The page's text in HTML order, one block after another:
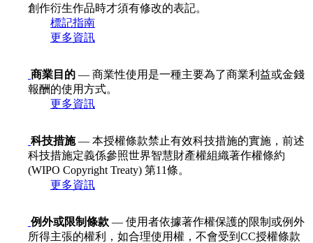
創作衍生作品時才須有修改的表記。
標記指南
更多資訊
商業目的 — 商業性使用是一種主要為了商業利益或金錢
報酬的使用方式。
更多資訊
科技措施— 本授權條款禁止有效科技措施的實施，前述
科技措施定義係參照世界智慧財產權組織著作權條約
(WIPO Copyright Treaty) 第11條。
更多資訊
例外或限制條款 — 使用者依據著作權保護的限制或例外
所得主張的權利，如合理使用權，不會受到CC授權條款